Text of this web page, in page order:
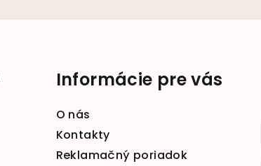
Informácie pre vás
O nás
Kontakty
Reklamačný poriadok